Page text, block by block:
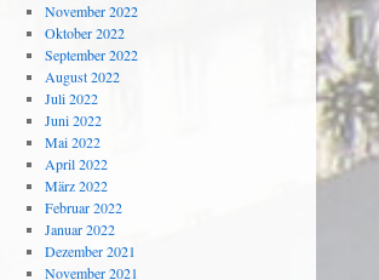
November 2022
Oktober 2022
September 2022
August 2022
Juli 2022
Juni 2022
Mai 2022
April 2022
März 2022
Februar 2022
Januar 2022
Dezember 2021
November 2021